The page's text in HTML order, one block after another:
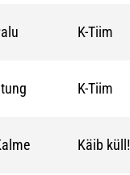
K-Tiim
K-Tiim
Käib küll!